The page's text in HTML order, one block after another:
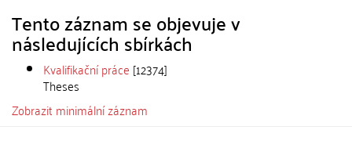
Tento záznam se objevuje v
následujících sbírkách
Kvalifikační práce [12374]
Theses
Zobrazit minimální záznam